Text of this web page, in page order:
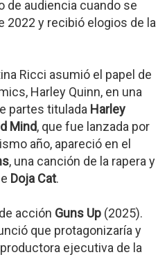
de audiencia cuando se
2022 y recibió elogios de la
Ricci asumió el papel de
Harley Quinn, en una
partes titulada Harley
Mind, que fue lanzada por
año, apareció en el
, una canción de la rapera y
Doja Cat.
acción Guns Up (2025).
que protagonizaría y
ejecutiva de la